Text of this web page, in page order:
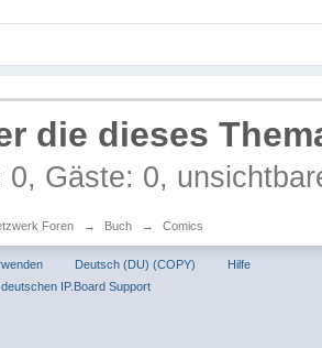
die dieses
0, Gäste: 0,
Foren → Buch → Comics
Deutsch (DU) (COPY)
Hilfe
IP.Board Support